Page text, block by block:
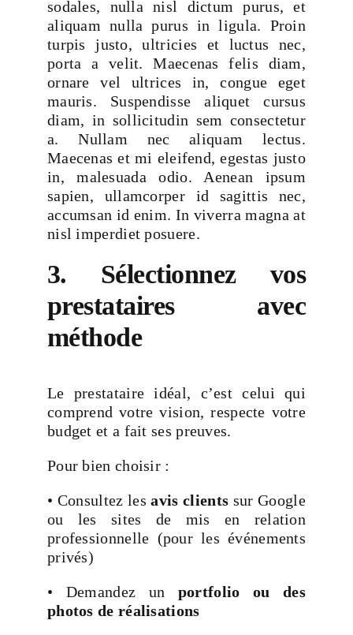
sodales, nulla nisl dictum purus, et
aliquam nulla purus in ligula. Proin
turpis justo, ultricies et luctus nec,
porta a velit. Maecenas felis diam,
ornare vel ultrices in, congue eget
mauris. Suspendisse aliquet cursus
diam, in sollicitudin sem consectetur
a. Nullam nec aliquam lectus.
Maecenas et mi eleifend, egestas justo
in, malesuada odio. Aenean ipsum
sapien, ullamcorper id sagittis nec,
accumsan id enim. In viverra magna at
nisl imperdiet posuere.
3. Sélectionnez vos
prestataires avec
méthode
Le prestataire idéal, c’est celui qui
comprend votre vision, respecte votre
budget et a fait ses preuves.
Pour bien choisir :
• Consultez lesavis clients sur Google
ou les sites de mis en relation
professionnelle (pour les événements
privés)
• Demandez un portfolio ou des
photos de réalisations